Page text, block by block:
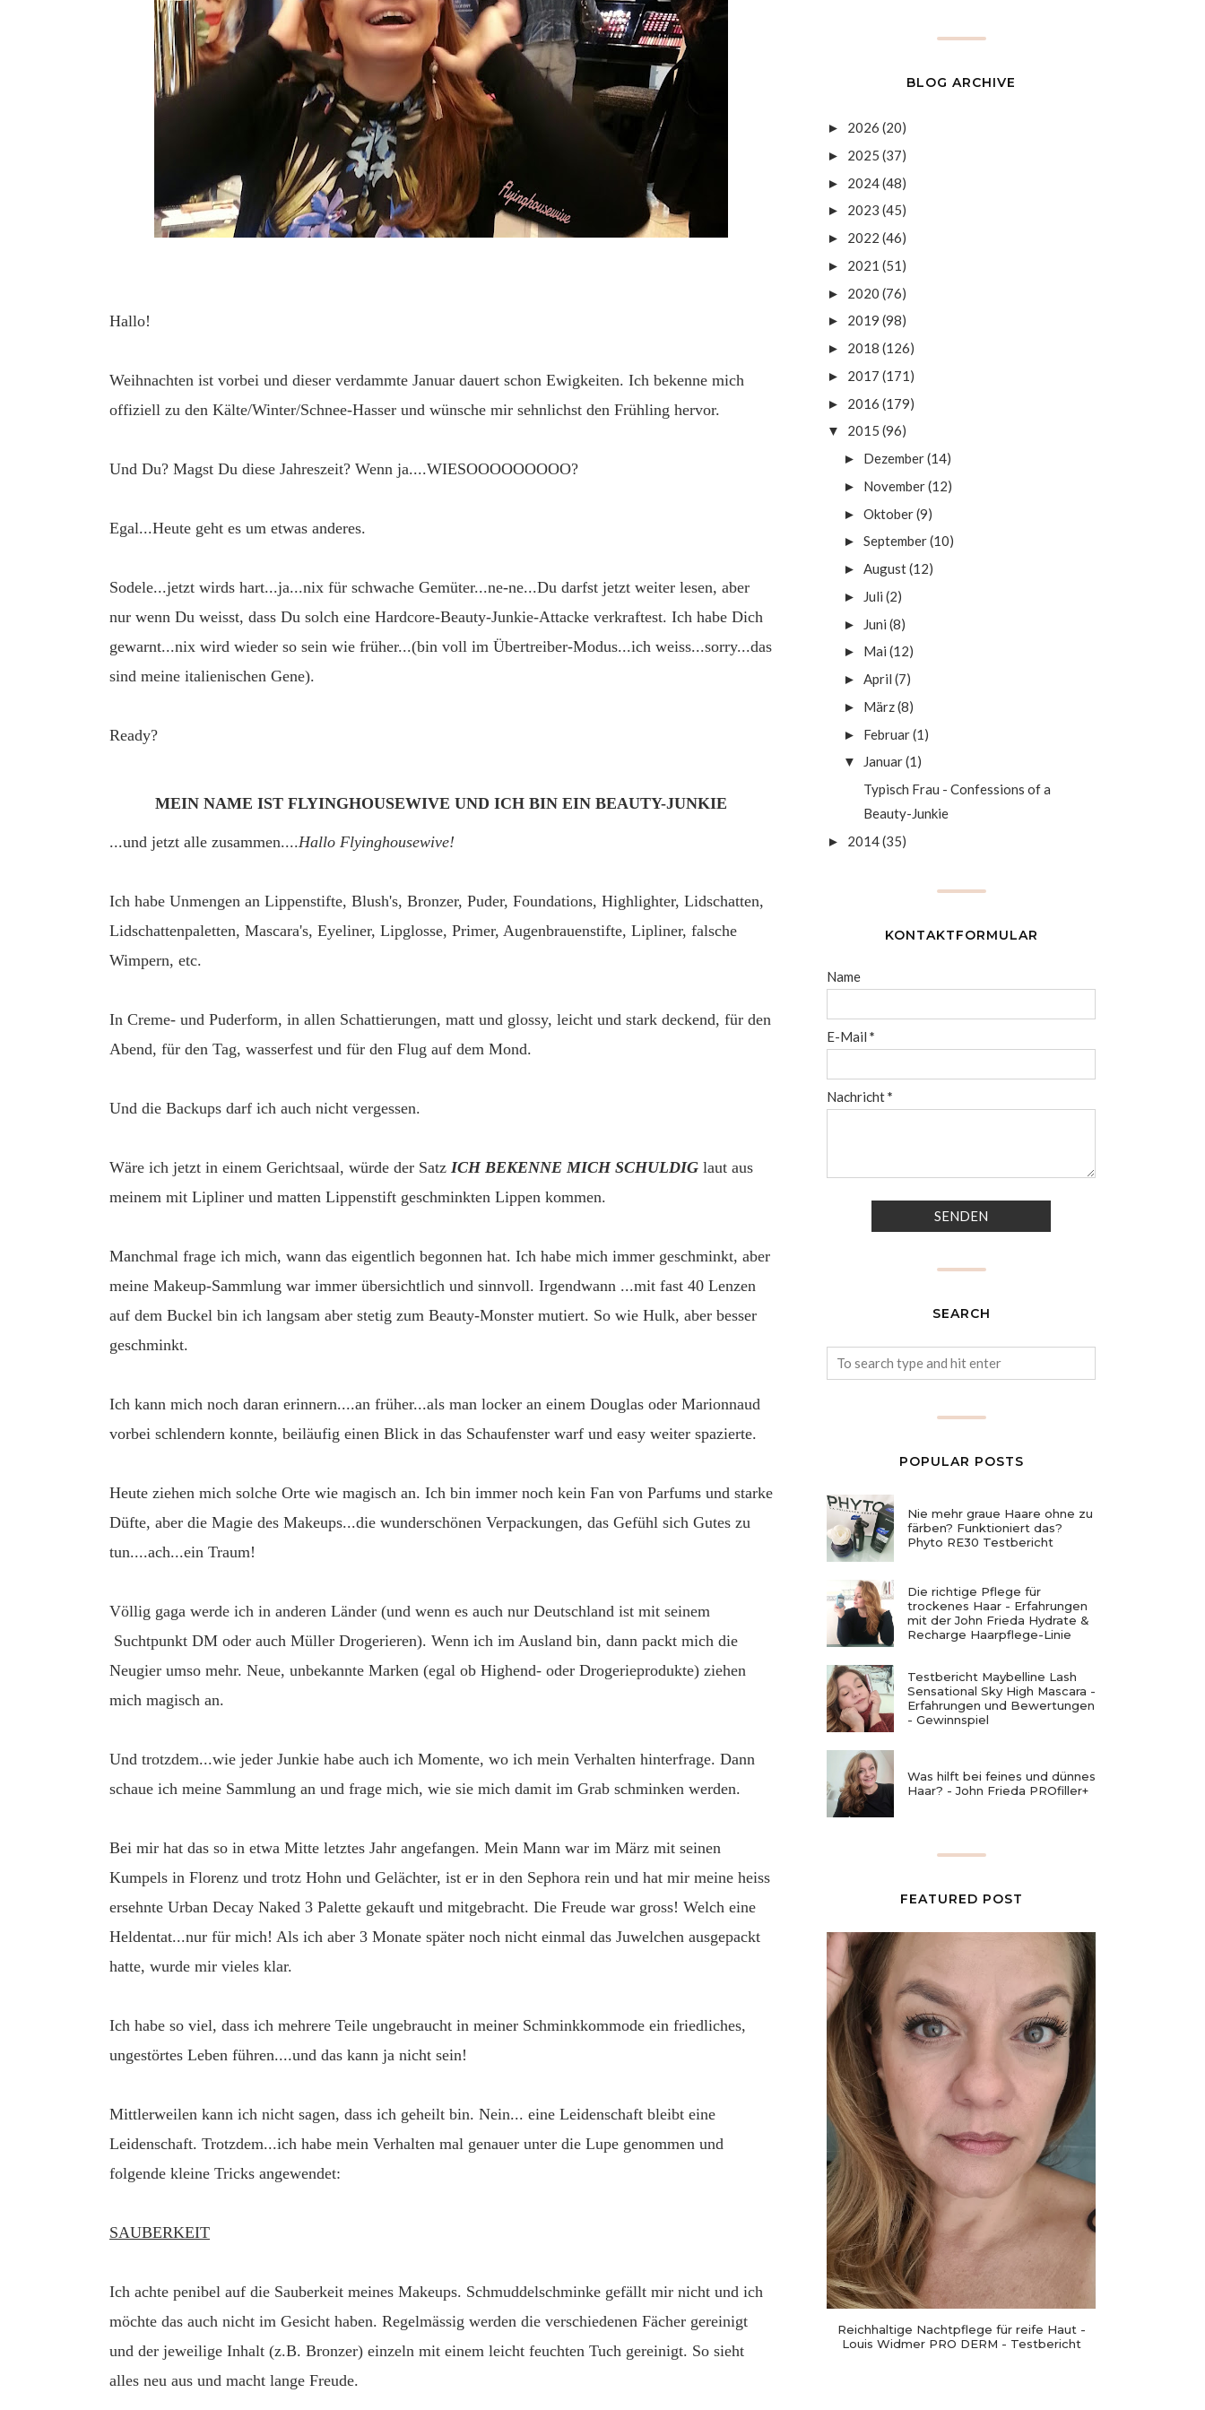
Hallo!
Weihnachten ist vorbei und dieser verdammte Januar dauert schon Ewigkeiten. Ich bekenne mich
offiziell zu den Kälte/Winter/Schnee-Hasser und wünsche mir sehnlichst den Frühling hervor.
Und Du? Magst Du diese Jahreszeit? Wenn ja....WIESOOOOOOOOO?
Egal...Heute geht es um etwas anderes.
Sodele...jetzt wirds hart...ja...nix für schwache Gemüter...ne-ne...Du darfst jetzt weiter lesen, aber
nur wenn Du weisst, dass Du solch eine Hardcore-Beauty-Junkie-Attacke verkraftest. Ich habe Dich
gewarnt...nix wird wieder so sein wie früher...(bin voll im Übertreiber-Modus...ich weiss...sorry...das
sind meine italienischen Gene).
Ready?
MEIN NAME IST FLYINGHOUSEWIVE UND ICH BIN EIN BEAUTY-JUNKIE
...und jetzt alle zusammen....Hallo Flyinghousewive!
Ich habe Unmengen an Lippenstifte, Blush's, Bronzer, Puder, Foundations, Highlighter, Lidschatten,
Lidschattenpaletten, Mascara's, Eyeliner, Lipglosse, Primer, Augenbrauenstifte, Lipliner, falsche
Wimpern, etc.
In Creme- und Puderform, in allen Schattierungen, matt und glossy, leicht und stark deckend, für den
Abend, für den Tag, wasserfest und für den Flug auf dem Mond.
Und die Backups darf ich auch nicht vergessen.
Wäre ich jetzt in einem Gerichtsaal, würde der Satz ICH BEKENNE MICH SCHULDIG laut aus
meinem mit Lipliner und matten Lippenstift geschminkten Lippen kommen.
Manchmal frage ich mich, wann das eigentlich begonnen hat. Ich habe mich immer geschminkt, aber
meine Makeup-Sammlung war immer übersichtlich und sinnvoll. Irgendwann ...mit fast 40 Lenzen
auf dem Buckel bin ich langsam aber stetig zum Beauty-Monster mutiert. So wie Hulk, aber besser
geschminkt.
Ich kann mich noch daran erinnern....an früher...als man locker an einem Douglas oder Marionnaud
vorbei schlendern konnte, beiläufig einen Blick in das Schaufenster warf und easy weiter spazierte.
Heute ziehen mich solche Orte wie magisch an. Ich bin immer noch kein Fan von Parfums und starke
Düfte, aber die Magie des Makeups...die wunderschönen Verpackungen, das Gefühl sich Gutes zu
tun....ach...ein Traum!
Völlig gaga werde ich in anderen Länder (und wenn es auch nur Deutschland ist mit seinem
Suchtpunkt DM oder auch Müller Drogerieren). Wenn ich im Ausland bin, dann packt mich die
Neugier umso mehr. Neue, unbekannte Marken (egal ob Highend- oder Drogerieprodukte) ziehen
mich magisch an.
Und trotzdem...wie jeder Junkie habe auch ich Momente, wo ich mein Verhalten hinterfrage. Dann
schaue ich meine Sammlung an und frage mich, wie sie mich damit im Grab schminken werden.
Bei mir hat das so in etwa Mitte letztes Jahr angefangen. Mein Mann war im März mit seinen
Kumpels in Florenz und trotz Hohn und Gelächter, ist er in den Sephora rein und hat mir meine heiss
ersehnte Urban Decay Naked 3 Palette gekauft und mitgebracht. Die Freude war gross! Welch eine
Heldentat...nur für mich! Als ich aber 3 Monate später noch nicht einmal das Juwelchen ausgepackt
hatte, wurde mir vieles klar.
Ich habe so viel, dass ich mehrere Teile ungebraucht in meiner Schminkkommode ein friedliches,
ungestörtes Leben führen....und das kann ja nicht sein!
Mittlerweilen kann ich nicht sagen, dass ich geheilt bin. Nein... eine Leidenschaft bleibt eine
Leidenschaft. Trotzdem...ich habe mein Verhalten mal genauer unter die Lupe genommen und
folgende kleine Tricks angewendet:
SAUBERKEIT
Ich achte penibel auf die Sauberkeit meines Makeups. Schmuddelschminke gefällt mir nicht und ich
möchte das auch nicht im Gesicht haben. Regelmässig werden die verschiedenen Fächer gereinigt
und der jeweilige Inhalt (z.B. Bronzer) einzeln mit einem leicht feuchten Tuch gereinigt. So sieht
alles neu aus und macht lange Freude.
BLOG ARCHIVE
► 2026 (20)
► 2025 (37)
► 2024(48)
► 2023 (45)
► 2022 (46)
► 2021 (51)
► 2020 (76)
► 2019 (98)
► 2018 (126)
► 2017 (171)
► 2016 (179)
▼ 2015 (96)
► Dezember(14)
► November(12)
► Oktober(9)
► September(10)
► August(12)
► Juli (2)
► Juni (8)
► Mai (12)
► April (7)
► März(8)
► Februar(1)
▼ Januar(1)
Typisch Frau - Confessions of a
Beauty-Junkie
► 2014(35)
KONTAKTFORMULAR
Name
E-Mail *
Nachricht*
SEARCH
POPULAR POSTS
Nie mehr graue Haare ohne zu
färben? Funktioniert das?
Phyto RE30 Testbericht
Die richtige Pflege für
trockenes Haar - Erfahrungen
mit der John Frieda Hydrate &
Recharge Haarpflege-Linie
Testbericht Maybelline Lash
Sensational Sky High Mascara -
Erfahrungen und Bewertungen
- Gewinnspiel
Was hilft bei feines und dünnes
Haar? - John Frieda PROfiller+
FEATURED POST
Reichhaltige Nachtpflege für reife Haut -
Louis Widmer PRO DERM - Testbericht